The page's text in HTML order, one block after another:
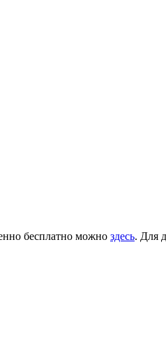
бесплатно можно здесь. Для